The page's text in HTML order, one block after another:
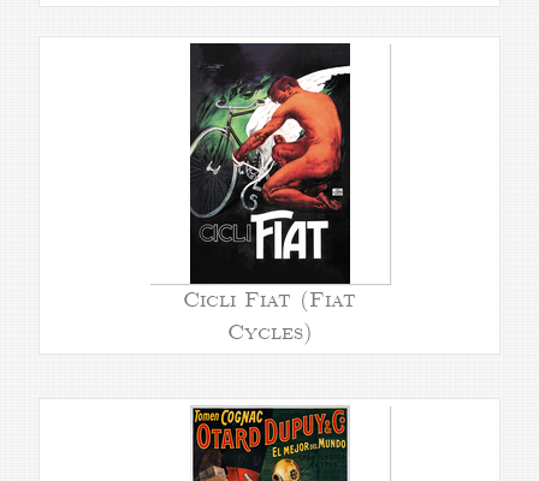
Cicli Fiat (Fiat
Cycles)